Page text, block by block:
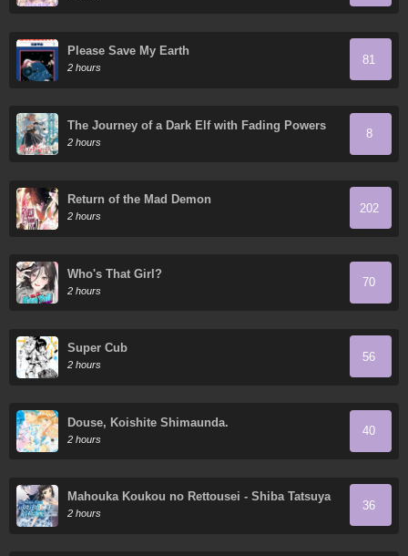
Please Save My Earth
2 hours
81
The Journey of a Dark Elf with Fading Powers
2 hours
8
Return of the Mad Demon
2 hours
202
Who's That Girl?
2 hours
70
Super Cub
2 hours
56
Douse, Koishite Shimaunda.
2 hours
40
Mahouka Koukou no Rettousei - Shiba Tatsuya
Ansatsu Keikaku
2 hours
36